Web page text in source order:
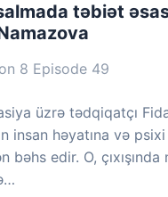
təbiət
8 Episode 49
üzrə tədqiqatçı
insan həyatına və psixi
bəhs edir. O,